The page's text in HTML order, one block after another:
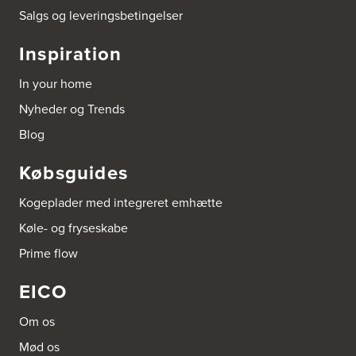
Salgs og leveringsbetingelser
Inspiration
In your home
Nyheder og Trends
Blog
Købsguides
Kogeplader med integreret emhætte
Køle- og fryseskabe
Prime flow
EICO
Om os
Mød os